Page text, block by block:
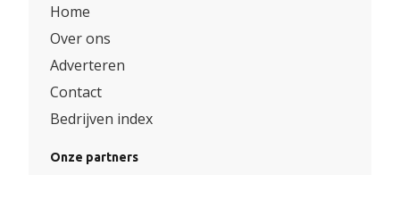
Home
Over ons
Adverteren
Contact
Bedrijven index
Onze partners